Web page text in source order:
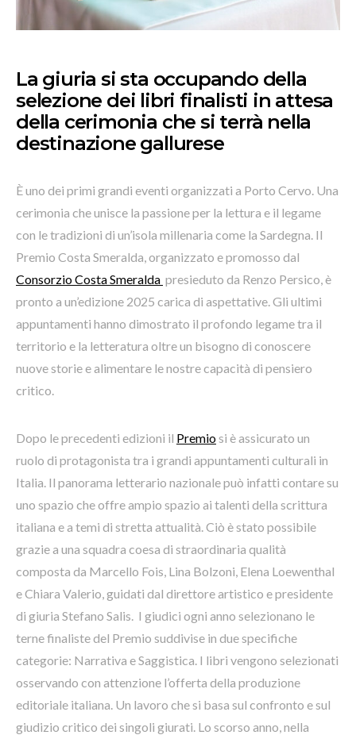
La giuria si sta occupando della
selezione dei libri finalisti in attesa
della cerimonia che si terrà nella
destinazione gallurese
È uno dei primi grandi eventi organizzati a Porto Cervo. Una
cerimonia che unisce la passione per la lettura e il legame
con le tradizioni di un’isola millenaria come la Sardegna. Il
Premio Costa Smeralda, organizzato e promosso dal
Consorzio Costa Smeralda presieduto da Renzo Persico, è
pronto a un’edizione 2025 carica di aspettative. Gli ultimi
appuntamenti hanno dimostrato il profondo legame tra il
territorio e la letteratura oltre un bisogno di conoscere
nuove storie e alimentare le nostre capacità di pensiero
critico.
Dopo le precedenti edizioni il Premiosi è assicurato un
ruolo di protagonista tra i grandi appuntamenti culturali in
Italia. Il panorama letterario nazionale può infatti contare su
uno spazio che offre ampio spazio ai talenti della scrittura
italiana e a temi di stretta attualità. Ciò è stato possibile
grazie a una squadra coesa di straordinaria qualità
composta da Marcello Fois, Lina Bolzoni, Elena Loewenthal
e Chiara Valerio, guidati dal direttore artistico e presidente
di giuria Stefano Salis. I giudici ogni anno selezionano le
terne finaliste del Premio suddivise in due specifiche
categorie: Narrativa e Saggistica. I libri vengono selezionati
osservando con attenzione l’offerta della produzione
editoriale italiana. Un lavoro che si basa sul confronto e sul
giudizio critico dei singoli giurati. Lo scorso anno, nella